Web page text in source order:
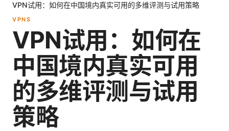
VPN试用：如何在中国境内真实可用的多维评测与试用策略
VPNS
VPN试用：如何在
中国境内真实可用
的多维评测与试用
策略